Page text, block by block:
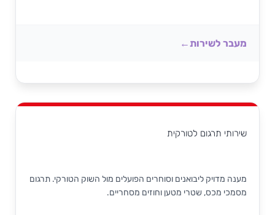
מעבר לשירות
שירותי תרגום לטורקית
מענה מדויק ליבואנים וסוחרים הפועלים מול השוק הטורקי. תרגום
מסמכי מכס, שטרי מטען וחוזים מסחריים.